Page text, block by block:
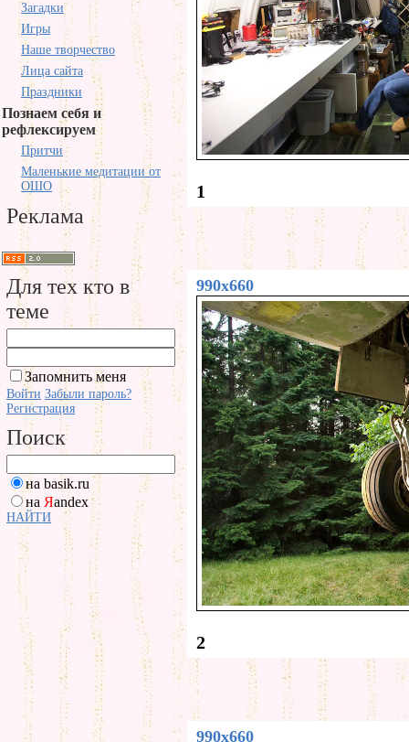
Загадки
Игры
Наше творчество
Лица сайта
Праздники
Познаем себя и
рефлексируем
Притчи
Маленькие медитации от
ОШО
Реклама
Для тех кто в
теме
Запомнить меня
Войти Забыли пароль?
Регистрация
Поиск
на basik.ru
на Яandex
НАЙТИ
1
990x660
2
990x660